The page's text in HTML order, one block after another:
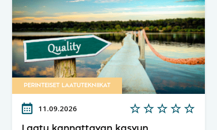
PERINTEISET LAATUTEKNIIKAT
11.09.2026